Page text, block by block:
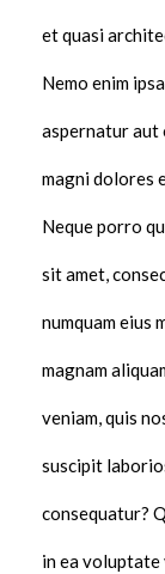
et quasi
Nemo enim
aspernatur aut
magni dolores
Neque porro
sit amet,
numquam eius
magnam
veniam, quis
suscipit
consequatur?
in ea voluptate